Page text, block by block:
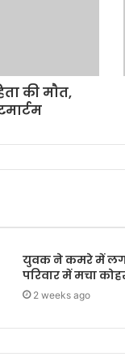
की माैत,
युवक ने कमरे में
परिवार में मचा
2 weeks ago